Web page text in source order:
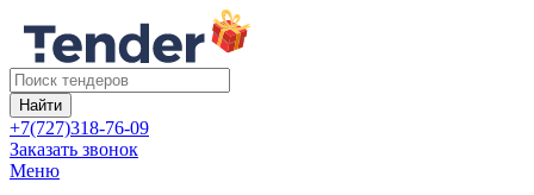
Найти
+7(727)318-76-09
Заказать звонок
Меню